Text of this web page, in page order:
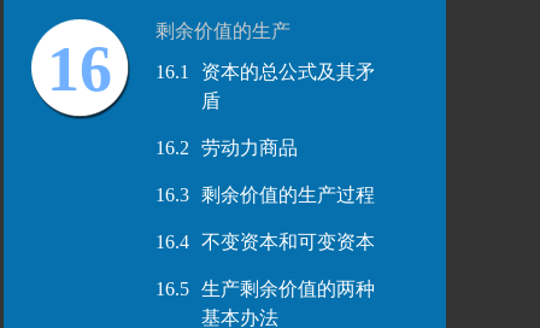
16
剩余价值的生产
16.1
资本的总公式及其矛
盾
16.2 劳动力商品
16.3 剩余价值的生产过程
16.4 不变资本和可变资本
16.5
生产剩余价值的两种
基本办法